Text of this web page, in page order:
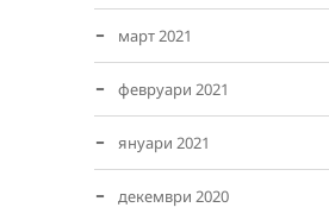
март 2021
февруари 2021
януари 2021
декември 2020